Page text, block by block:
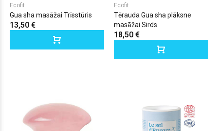
Ecofit
Gua sha masāžai Trīsstūris
13,50 €
Ecofit
Tērauda Gua sha plāksne
masāžai Sirds
18,50 €